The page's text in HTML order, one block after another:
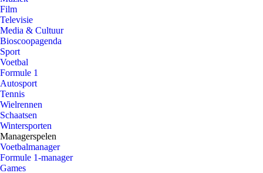
Film
Televisie
Media & Cultuur
Bioscoopagenda
Sport
Voetbal
Formule 1
Autosport
Tennis
Wielrennen
Schaatsen
Wintersporten
Managerspelen
Voetbalmanager
Formule 1-manager
Games